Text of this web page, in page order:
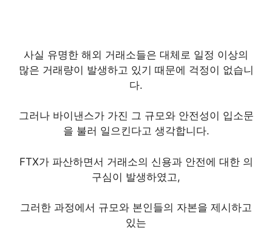
사실 유명한 해외 거래소들은 대체로 일정 이상의
많은 거래량이 발생하고 있기 때문에 걱정이 없습니
다.
그러나 바이낸스가 가진 그 규모와 안전성이 입소문
을 불러 일으킨다고 생각합니다.
FTX가 파산하면서 거래소의 신용과 안전에 대한 의
구심이 발생하였고,
그러한 과정에서 규모와 본인들의 자본을 제시하고
있는